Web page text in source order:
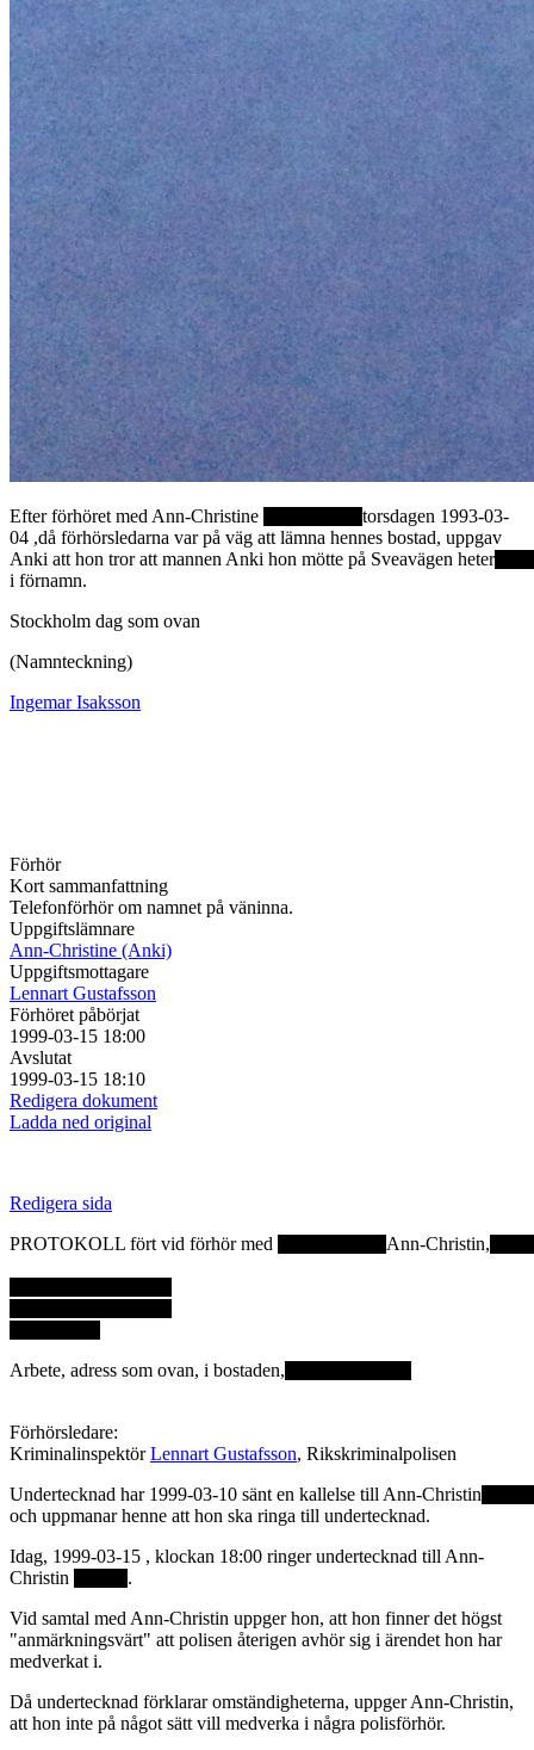
Efter förhöret med Ann-Christine
torsdagen 1993-03-
04 ,då förhörsledarna var på väg att lämna hennes bostad, uppgav
Anki att hon tror att mannen Anki hon mötte på Sveavägen heter
i förnamn.
Stockholm dag som ovan
(Namnteckning)
Ingemar Isaksson
Förhör
Kort sammanfattning
Telefonförhör om namnet på väninna.
Uppgiftslämnare
Ann-Christine (Anki)
Uppgiftsmottagare
Lennart Gustafsson
Förhöret påbörjat
1999-03-15 18:00
Avslutat
1999-03-15 18:10
Redigera dokument
Ladda ned original
Redigera sida
PROTOKOLL fört vid förhör med
Ann-Christin,
Arbete, adress som ovan, i bostaden,
Förhörsledare:
KriminalinspektörLennart Gustafsson, Rikskriminalpolisen
Undertecknad har 1999-03-10 sänt en kallelse till Ann-Christin
och uppmanar henne att hon ska ringa till undertecknad.
Idag, 1999-03-15 , klockan 18:00 ringer undertecknad till Ann-
Christin
.
Vid samtal med Ann-Christin uppger hon, att hon finner det högst
"anmärkningsvärt" att polisen återigen avhör sig i ärendet hon har
medverkat i.
Då undertecknad förklarar omständigheterna, uppger Ann-Christin,
att hon inte på något sätt vill medverka i några polisförhör.